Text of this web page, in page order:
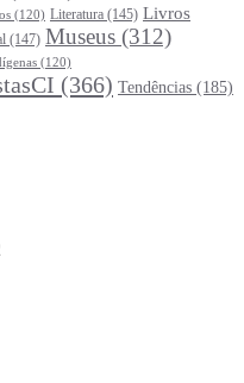
(120) Literatura (145) Livros
(147) Museus (312)
(120)
(366) Tendências (185)